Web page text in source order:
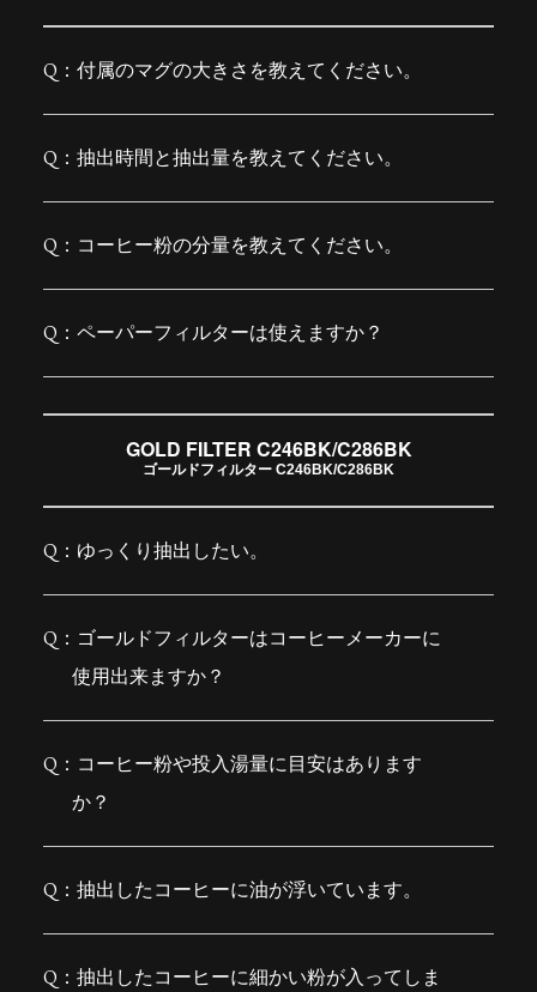
付属のマグの大きさを教えてください。
抽出時間と抽出量を教えてください。
コーヒー粉の分量を教えてください。
ペーパーフィルターは使えますか？
GOLD FILTER C246BK/C286BK
ゴールドフィルター C246BK/C286BK
ゆっくり抽出したい。
ゴールドフィルターはコーヒーメーカーに
使用出来ますか？
コーヒー粉や投入湯量に目安はあります
か？
抽出したコーヒーに油が浮いています。
抽出したコーヒーに細かい粉が入ってしま